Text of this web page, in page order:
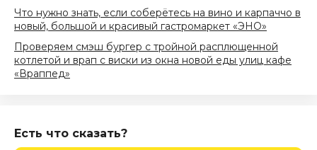
Что нужно знать, если соберётесь на вино и карпаччо в
новый, большой и красивый гастромаркет «ЭНО»
Проверяем смэш бургер с тройной расплющенной
котлетой и врап с виски из окна новой еды улиц кафе
«Враппед»
Есть что сказать?